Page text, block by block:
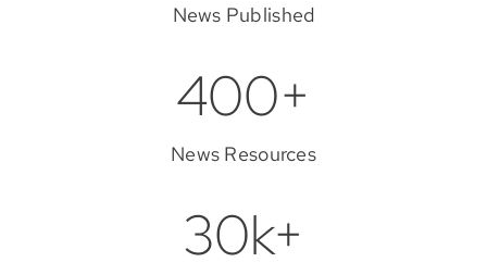
News Published
400+
News Resources
30k+